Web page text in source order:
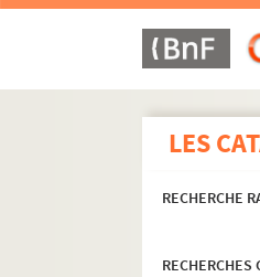
LES
RECHERCHE
RECHERCHES